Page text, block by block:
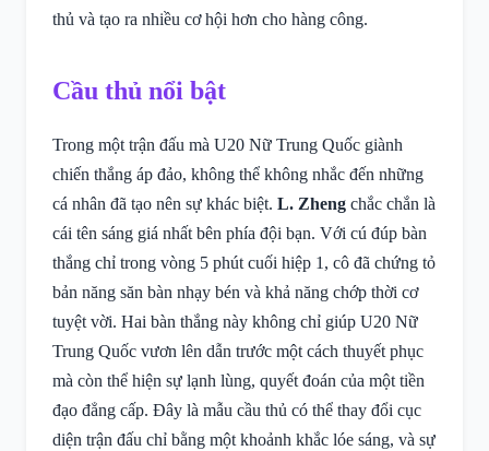
thủ và tạo ra nhiều cơ hội hơn cho hàng công.
Cầu thủ nổi bật
Trong một trận đấu mà U20 Nữ Trung Quốc giành
chiến thắng áp đảo, không thể không nhắc đến những
cá nhân đã tạo nên sự khác biệt. L. Zheng chắc chắn là
cái tên sáng giá nhất bên phía đội bạn. Với cú đúp bàn
thắng chỉ trong vòng 5 phút cuối hiệp 1, cô đã chứng tỏ
bản năng săn bàn nhạy bén và khả năng chớp thời cơ
tuyệt vời. Hai bàn thắng này không chỉ giúp U20 Nữ
Trung Quốc vươn lên dẫn trước một cách thuyết phục
mà còn thể hiện sự lạnh lùng, quyết đoán của một tiền
đạo đẳng cấp. Đây là mẫu cầu thủ có thể thay đổi cục
diện trận đấu chỉ bằng một khoảnh khắc lóe sáng, và sự